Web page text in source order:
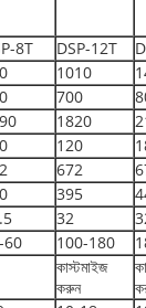
8T DSP-12T
1010
700
1820
120
672
395
32
60 100-180
কাস্টমাইজ
করুন